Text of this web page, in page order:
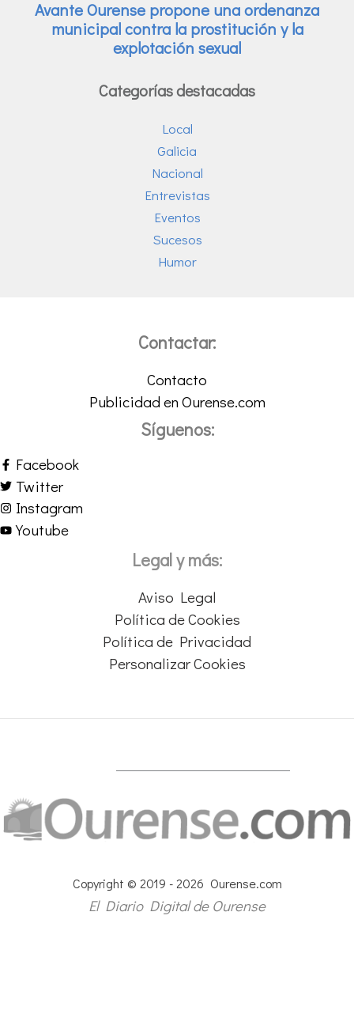
Categorías destacadas
Local
Galicia
Nacional
Entrevistas
Eventos
Sucesos
Humor
Contactar:
Contacto
Publicidad en Ourense.com
Síguenos:
Facebook
Twitter
Instagram
Youtube
Legal y más:
Aviso Legal
Política de Cookies
Política de Privacidad
Personalizar Cookies
Copyright © 2019 - 2026 Ourense.com
El Diario Digital de Ourense